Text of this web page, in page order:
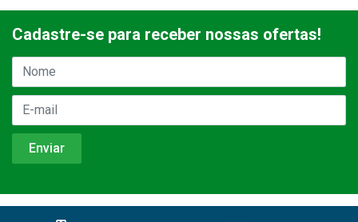
Cadastre-se para receber nossas ofertas!